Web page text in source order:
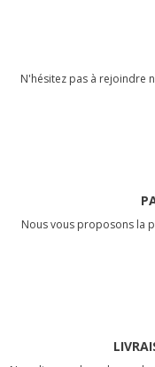
N'hésitez pas à rejoindre
Nous vous proposons la